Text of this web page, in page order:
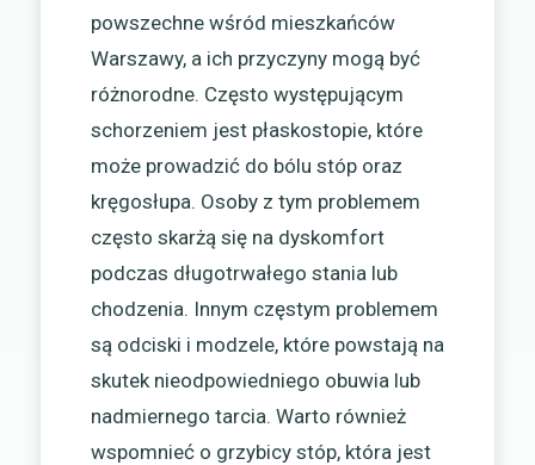
powszechne wśród mieszkańców
Warszawy, a ich przyczyny mogą być
różnorodne. Często występującym
schorzeniem jest płaskostopie, które
może prowadzić do bólu stóp oraz
kręgosłupa. Osoby z tym problemem
często skarżą się na dyskomfort
podczas długotrwałego stania lub
chodzenia. Innym częstym problemem
są odciski i modzele, które powstają na
skutek nieodpowiedniego obuwia lub
nadmiernego tarcia. Warto również
wspomnieć o grzybicy stóp, która jest